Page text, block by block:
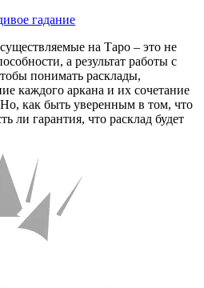
гадание
на Таро – это не
а результат работы с
понимать расклады,
каждого аркана и их сочетание
как быть уверенным в том, что
ли гарантия, что расклад будет